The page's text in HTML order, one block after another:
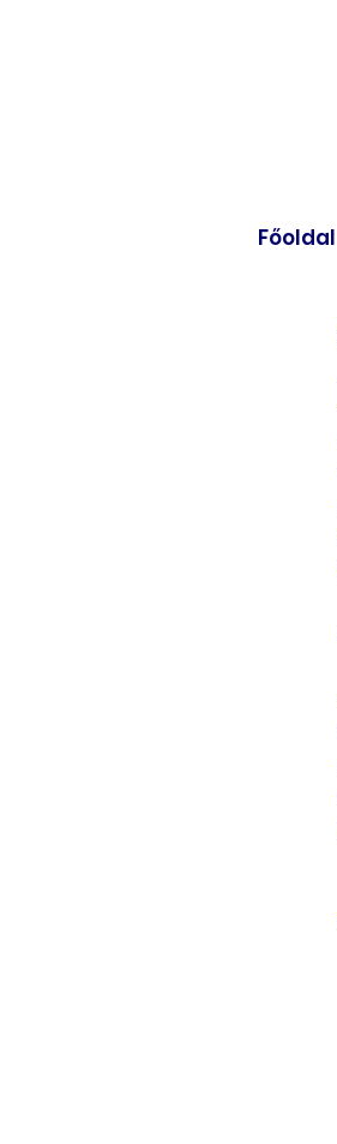
Főoldal